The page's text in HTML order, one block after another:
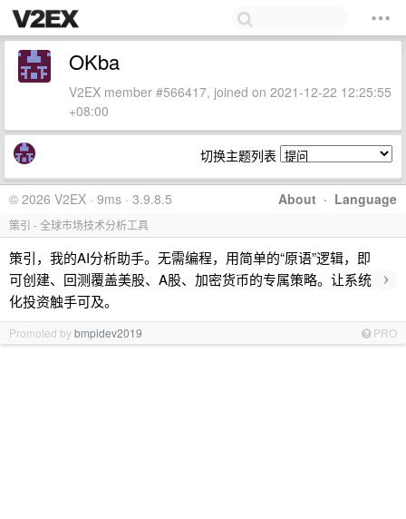
OKba
V2EX member #566417, joined on 2021-12-22 12:25:55
+08:00
切换主题列表
About · Language
© 2026 V2EX · 9ms · 3.9.8.5
策引 - 全球市场技术分析工具
策引，我的AI分析助手。无需编程，用简单的“原语”逻辑，即
可创建、回测覆盖美股、A股、加密货币的专属策略。让系统
化投资触手可及。
›
Promoted bybmpidev2019 PRO